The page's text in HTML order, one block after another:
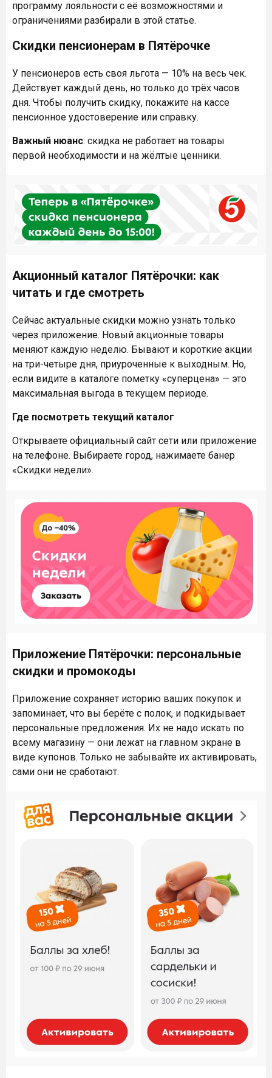
программу лояльности с её возможностями и
ограничениями разбирали в этой статье.
Скидки пенсионерам в Пятёрочке
У пенсионеров есть своя льгота — 10% на весь чек.
Действует каждый день, но только до трёх часов
дня. Чтобы получить скидку, покажите на кассе
пенсионное удостоверение или справку.
Важный нюанс: скидка не работает на товары
первой необходимости и на жёлтые ценники.
Акционный каталог Пятёрочки: как
читать и где смотреть
Сейчас актуальные скидки можно узнать только
через приложение. Новый акционные товары
меняют каждую неделю. Бывают и короткие акции
на три-четыре дня, приуроченные к выходным. Но,
если видите в каталоге пометку «суперцена» — это
максимальная выгода в текущем периоде.
Где посмотреть текущий каталог
Открываете официальный сайт сети или приложение
на телефоне. Выбираете город, нажимаете банер
«Скидки недели».
Приложение Пятёрочки: персональные
скидки и промокоды
Приложение сохраняет историю ваших покупок и
запоминает, что вы берёте с полок, и подкидывает
персональные предложения. Их не надо искать по
всему магазину — они лежат на главном экране в
виде купонов. Только не забывайте их активировать,
сами они не сработают.